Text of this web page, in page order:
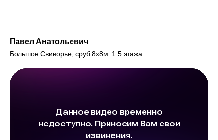
Павел Анатольевич
Большое Свинорье, сруб 8х8м, 1.5 этажа